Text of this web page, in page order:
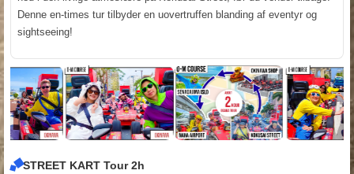
Denne en-times tur tilbyder en uovertruffen blanding af eventyr og
sightseeing!
STREET KART Tour 2h